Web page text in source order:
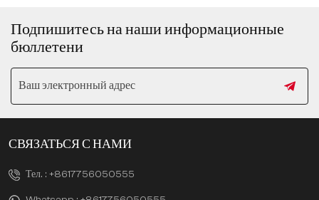
Подпишитесь на наши информационные
бюллетени
СВЯЗАТЬСЯ С НАМИ
Тел. : +8617756050555